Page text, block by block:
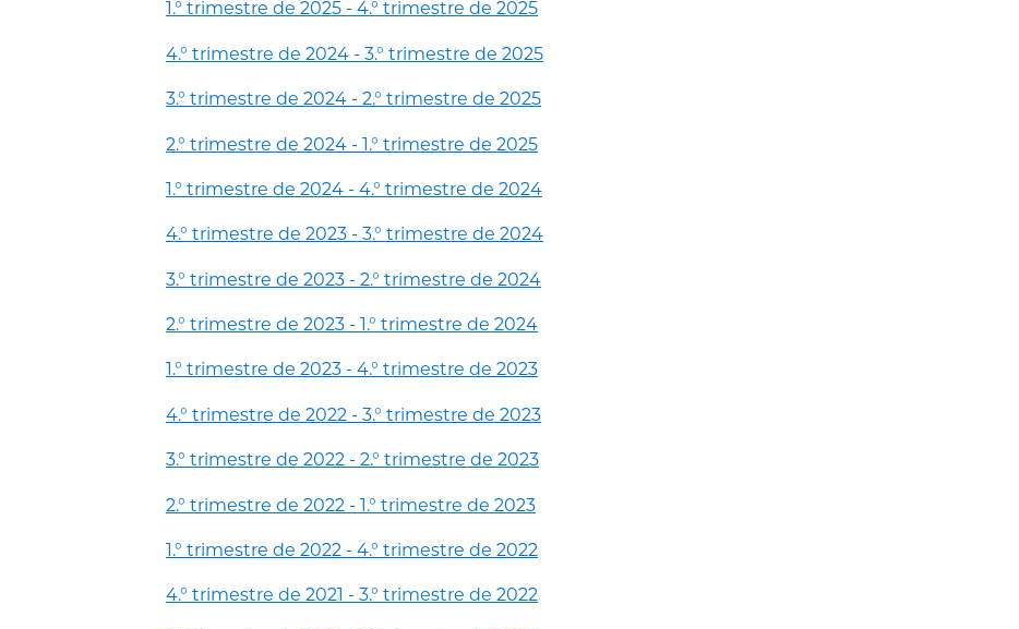
1.° trimestre de 2025 - 4.° trimestre de 2025
4.° trimestre de 2024 - 3.° trimestre de 2025
3.° trimestre de 2024 - 2.° trimestre de 2025
2.° trimestre de 2024 - 1.° trimestre de 2025
1.° trimestre de 2024 - 4.° trimestre de 2024
4.° trimestre de 2023 - 3.° trimestre de 2024
3.° trimestre de 2023 - 2.° trimestre de 2024
2.° trimestre de 2023 - 1.° trimestre de 2024
1.° trimestre de 2023 - 4.° trimestre de 2023
4.° trimestre de 2022 - 3.° trimestre de 2023
3.° trimestre de 2022 - 2.° trimestre de 2023
2.° trimestre de 2022 - 1.° trimestre de 2023
1.° trimestre de 2022 - 4.° trimestre de 2022
4.° trimestre de 2021 - 3.° trimestre de 2022